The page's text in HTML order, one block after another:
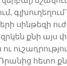
, գլխուղեղում`
սինթեզի
զրկեն քնի այս
ու
հետո